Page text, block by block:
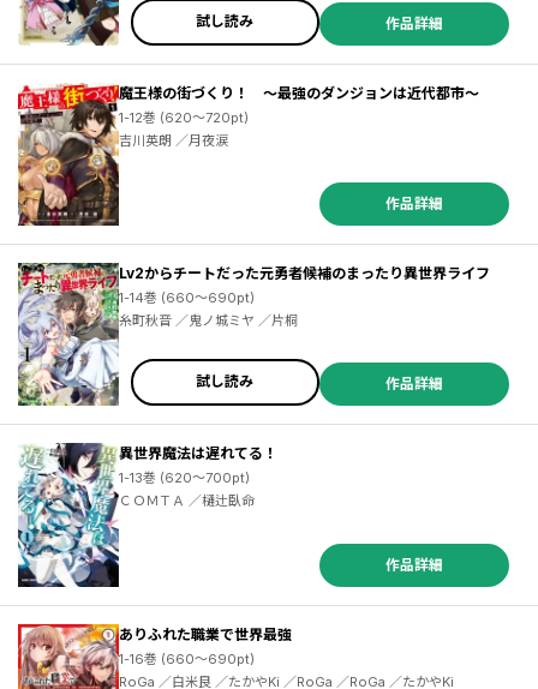
試し読み 作品詳細
魔王様の街づくり！ ～最強のダンジョンは近代都市～
1-12巻 (620～720pt)
吉川英朗 ／月夜涙
作品詳細
Lv2からチートだった元勇者候補のまったり異世界ライフ
1-14巻 (660～690pt)
糸町秋音 ／鬼ノ城ミヤ ／片桐
試し読み 作品詳細
異世界魔法は遅れてる！
1-13巻 (620～700pt)
ＣＯＭＴＡ ／樋辻臥命
作品詳細
ありふれた職業で世界最強
1-16巻 (660～690pt)
RoGa ／白米良 ／たかやKi ／RoGa ／RoGa ／たかやKi